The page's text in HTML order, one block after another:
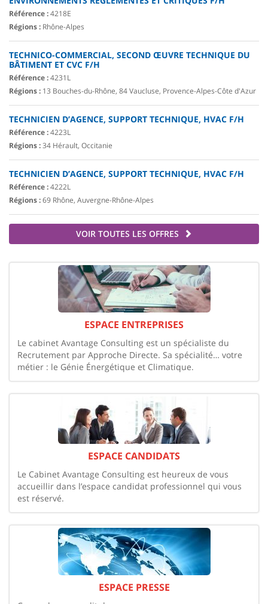
Référence :4218E
Régions : Rhône-Alpes
TECHNICO-COMMERCIAL, SECOND ŒUVRE TECHNIQUE DU
BÂTIMENT ET CVC F/H
Référence :4231L
Régions : 13 Bouches-du-Rhône, 84 Vaucluse, Provence-Alpes-Côte d'Azur
TECHNICIEN D’AGENCE, SUPPORT TECHNIQUE, HVAC F/H
Référence :4223L
Régions :34 Hérault, Occitanie
TECHNICIEN D’AGENCE, SUPPORT TECHNIQUE, HVAC F/H
Référence :4222L
Régions :69 Rhône, Auvergne-Rhône-Alpes
VOIR TOUTES LES OFFRES
ESPACE ENTREPRISES
Le cabinet Avantage Consulting est un spécialiste du
Recrutement par Approche Directe. Sa spécialité… votre
métier : le Génie Énergétique et Climatique.
ESPACE CANDIDATS
Le Cabinet Avantage Consulting est heureux de vous
accueillir dans l’espace candidat professionnel qui vous
est réservé.
ESPACE PRESSE